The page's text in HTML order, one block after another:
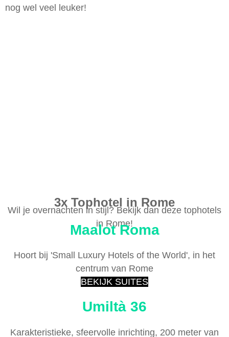
nog wel veel leuker!
3x Tophotel in Rome
Wil je overnachten in stijl? Bekijk dan deze tophotels
in Rome!
Maalot Roma
Hoort bij 'Small Luxury Hotels of the World', in het
centrum van Rome
BEKIJK SUITES
Umiltà 36
Karakteristieke, sfeervolle inrichting, 200 meter van